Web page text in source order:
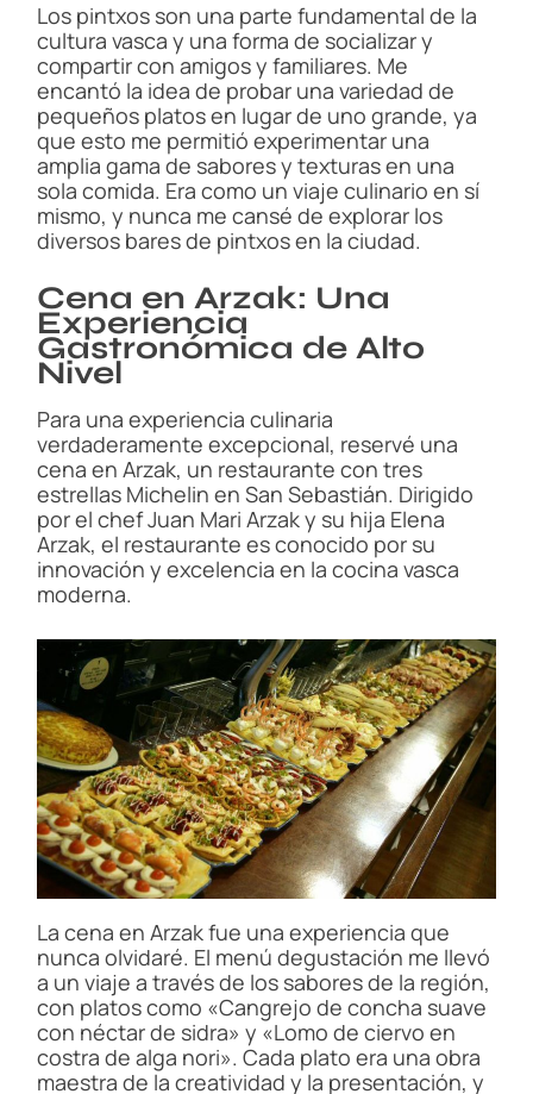
Los pintxos son una parte fundamental de la
cultura vasca y una forma de socializar y
compartir con amigos y familiares. Me
encantó la idea de probar una variedad de
pequeños platos en lugar de uno grande, ya
que esto me permitió experimentar una
amplia gama de sabores y texturas en una
sola comida. Era como un viaje culinario en sí
mismo, y nunca me cansé de explorar los
diversos bares de pintxos en la ciudad.
Cena en Arzak: Una
Experiencia
Gastronómica de Alto
Nivel
Para una experiencia culinaria
verdaderamente excepcional, reservé una
cena en Arzak, un restaurante con tres
estrellas Michelin en San Sebastián. Dirigido
por el chef Juan Mari Arzak y su hija Elena
Arzak, el restaurante es conocido por su
innovación y excelencia en la cocina vasca
moderna.
La cena en Arzak fue una experiencia que
nunca olvidaré. El menú degustación me llevó
a un viaje a través de los sabores de la región,
con platos como «Cangrejo de concha suave
con néctar de sidra» y «Lomo de ciervo en
costra de alga nori». Cada plato era una obra
maestra de la creatividad y la presentación, y